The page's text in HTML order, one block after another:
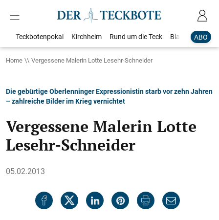
ABO
Teckbotenpokal Kirchheim Rund um die Teck Blaulicht
Home Vergessene Malerin Lotte Lesehr-Schneider
Die gebürtige Oberlenninger Expressionistin starb vor zehn Jahren
– zahlreiche Bilder im Krieg vernichtet
Vergessene Malerin Lotte
Lesehr-Schneider
05.02.2013